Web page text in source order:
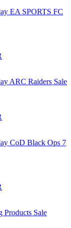
EA SPORTS FC
ARC Raiders Sale
CoD Black Ops 7
Sale